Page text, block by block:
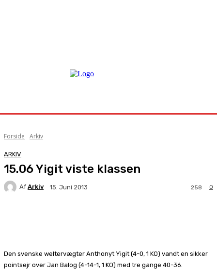
Forside Arkiv
ARKIV
15.06 Yigit viste klassen
Af Arkiv 15. Juni 2013 0
258
Den svenske weltervægter Anthonyt Yigit (4-0, 1 KO) vandt en sikker
pointsejr over Jan Balog (4-14-1, 1 KO) med tre gange 40-36.